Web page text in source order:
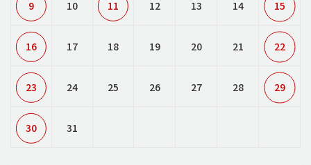
9 10 11 12 13 14 15
16 17 18 19 20 21 22
23 24 25 26 27 28 29
30 31